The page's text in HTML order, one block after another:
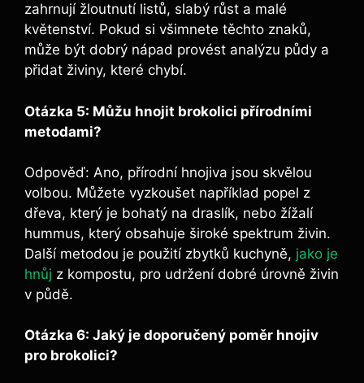
zahrnují žloutnutí ‍listů,⁣ slabý růst a malé
květenství. Pokud ‌si všimnete‍ těchto znaků,
může být⁣ dobrý nápad⁤ provést analýzu ⁢půdy a
přidat živiny, které chybí.
Otázka 5: Můžu hnojit brokolici⁣ přírodními
metodami?
Odpověď: Ano, přírodní hnojiva jsou skvělou
volbou. Můžete​ vyzkoušet například popel z
dřeva, který‍ je bohatý na draslík, nebo⁣ žížalí
hummus, který obsahuje ⁤široké spektrum živin.
‍Další metodou‌ je použití⁤ zbytků ⁢kuchyně, jako je
hnůj z kompostu,​ pro udržení dobré úrovně živin
v půdě.
Otázka⁣ 6:⁤ Jaký ​je ‍doporučený ‌poměr hnojiv
pro brokolici?